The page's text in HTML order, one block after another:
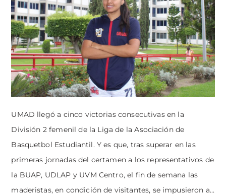
UMAD llegó a cinco victorias consecutivas en la
División 2 femenil de la Liga de la Asociación de
Basquetbol Estudiantil. Y es que, tras superar en las
primeras jornadas del certamen a los representativos de
la BUAP, UDLAP y UVM Centro, el fin de semana las
maderistas, en condición de visitantes, se impusieron a...